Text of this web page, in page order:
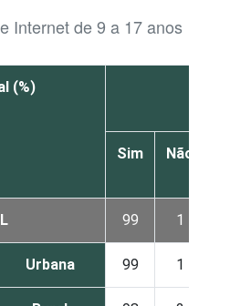
Internet de 9 a 17 anos
(%)
Sim Não
99 1
Urbana 99 1